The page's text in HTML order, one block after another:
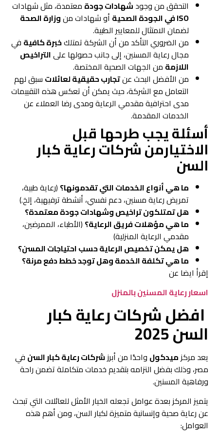
التحقق من وجود شهادات جودة معتمدة، مثل شهادات
ISO في الجودة الصحية
أو شهادات منوزارة الصحة
لضمان الامتثال للمعايير الطبية.
من الضروري التأكد من أن الشركة تمتلكخبرة كافية في
مجال رعاية المسنين، إلى جانب حصولها علىالتراخيص
اللازمة من الجهات الصحية المختصة.
من الأفضل البحث عنتجارب حقيقية لعائلات سبق لهم
التعامل مع الشركة، حيث يمكن أن تعكس هذه التقييمات
مدى احترافية مقدمي الرعاية ومدى رضا العملاء عن
الخدمات المقدمة.
أسئلة يجب طرحها قبل
الاختيارمن شركات رعاية كبار
السن
ما هي أنواع الخدمات التي تقدمونها؟ (رعاية طبية،
تمريض رعاية مسنين، دعم نفسي، أنشطة ترفيهية، إلخ.)
هل تمتلكون تراخيص وشهادات جودة معتمدة؟
ما هي مؤهلات فريق الرعاية؟ (الأطباء، الممرضين،
مقدمي الرعاية المنزلية)
هل يمكن تخصيص الرعاية حسب احتياجات المسن؟
ما هي تكلفة الخدمة وهل توجد خطط دفع مرنة؟
إقرأ ايضا عن
اسعار رعاية المسنين بالمنزل
افضل شركات رعاية كبار
السن 2025
يعد مركزميدكول واحدًا من أبرزشركات رعاية كبار السن في
مصر، وذلك بفضل التزامه بتقديم خدمات متكاملة تضمن راحة
ورفاهية المسنين.
يتميز المركز بعدة عوامل تجعله الخيار الأمثل للعائلات التي تبحث
عن رعاية صحية وإنسانية متميزة لكبار السن، ومن أهم هذه
العوامل: